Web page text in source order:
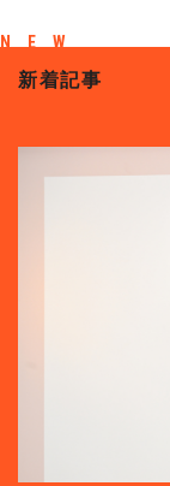
新着記事